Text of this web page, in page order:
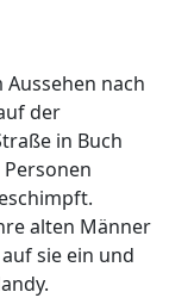
nach
der
in Buch
alten Männer
sie ein und